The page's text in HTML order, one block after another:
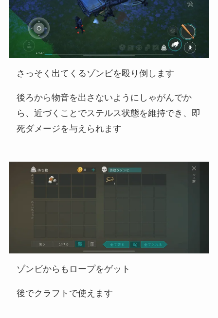
さっそく出てくるゾンビを殴り倒します
後ろから物音を出さないようにしゃがんでか
ら、近づくことでステルス状態を維持でき、即
死ダメージを与えられます
ゾンビからもロープをゲット
後でクラフトで使えます